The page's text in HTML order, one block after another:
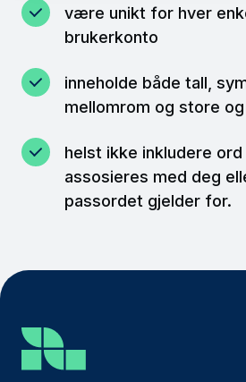
være unikt for hver
brukerkonto
inneholde både tall,
mellomrom og store
helst ikke inkludere
assosieres med deg
passordet gjelder for.